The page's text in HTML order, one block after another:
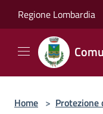
Regione Lombardia
Home > Protezione